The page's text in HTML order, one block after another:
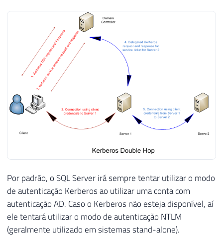
Por padrão, o SQL Server irá sempre tentar utilizar o modo
de autenticação Kerberos ao utilizar uma conta com
autenticação AD. Caso o Kerberos não esteja disponível, aí
ele tentará utilizar o modo de autenticação NTLM
(geralmente utilizado em sistemas stand-alone).